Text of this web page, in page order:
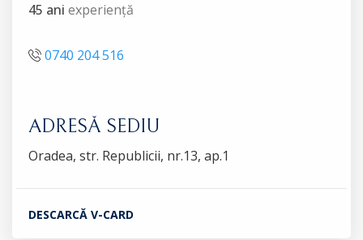
45 ani experiență
0740 204 516
ADRESĂ SEDIU
Oradea, str. Republicii, nr.13, ap.1
DESCARCĂ V-CARD